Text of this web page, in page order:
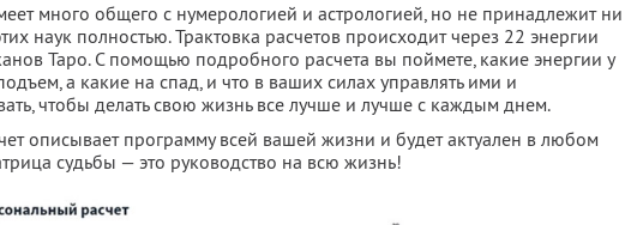
много общего с нумерологией и астрологией, но не принадлежит ни
наук полностью. Трактовка расчетов происходит через 22 энергии
Таро. С помощью подробного расчета вы поймете, какие энергии у
а какие на спад, и что в ваших силах управлять ими и
чтобы делать свою жизнь все лучше и лучше с каждым днем.
описывает программу всей вашей жизни и будет актуален в любом
судьбы — это руководство на всю жизнь!